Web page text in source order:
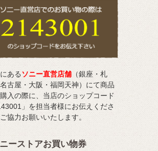
あるソニー直営店舗 （銀座・札
古屋・大阪・福岡天神）にて商品
入の際に、当店のショップコード
」を担当者様にお伝えくださ
協力お願いいたします。
ーストアお買い物券